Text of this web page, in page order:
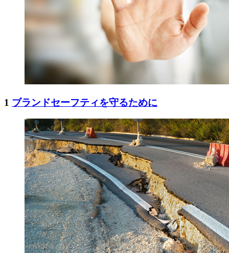
1 ブランドセーフティを守るために